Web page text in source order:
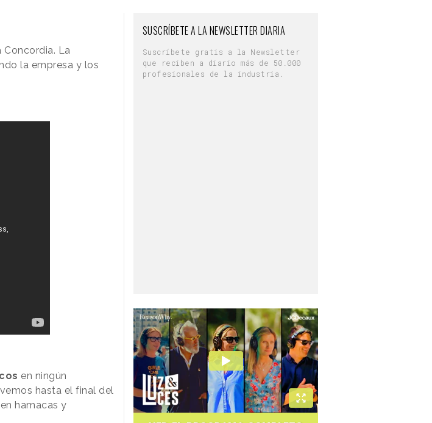
La
la empresa y los
en ningún
hasta el final del
hamacas y
SUSCRÍBETE A LA NEWSLETTER DIARIA
Suscríbete gratis a la Newsletter
que reciben a diario más de 50.000
profesionales de la industria.